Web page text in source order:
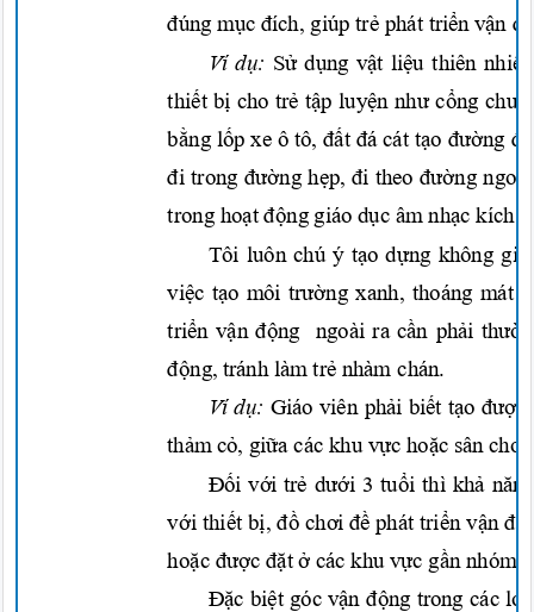
đúng mục đích, giúptrẻ pháttriển vận
Vídụ: Sử dụng vật liệuthiên
thiết bịchotrẻ tập luyện như cổngchui
bằng lốp xe ô tô,đất đá cáttạo đường đ
đitrongđường hẹp, đi theođường
tronghoạt độnggiáodụcâmnhạckích
Tôi luôn chú ý tạo dựng không
việc tạo môitrườngxanh, thoáng mát
triển vận động ngoài racần phải
động,tránh làmtrẻ nhàm chán.
Vídụ: Giáo viên phải biết tạo được
thảm cỏ, giữacác khu vực hoặc sânchơi
Đối với trẻ dưới3tuổithì khả
với thiết bị, đồ chơi đềpháttriển vận
hoặc được đặtở các khu vực gần nhóm
Đặc biệt gócvận độngtrong các